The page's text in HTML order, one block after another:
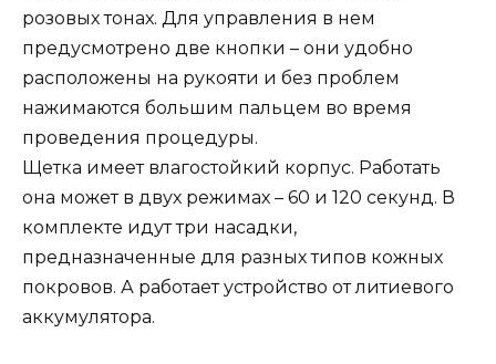
розовых тонах. Для управления в нем
предусмотрено две кнопки – они удобно
расположены на рукояти и без проблем
нажимаются большим пальцем во время
проведения процедуры.
Щетка имеет влагостойкий корпус. Работать
она может в двух режимах – 60 и 120 секунд. В
комплекте идут три насадки,
предназначенные для разных типов кожных
покровов. А работает устройство от литиевого
аккумулятора.